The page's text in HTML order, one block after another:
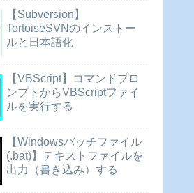
【Subversion】
TortoiseSVNのインストー
ルと日本語化
【VBScript】コマンドプロ
ンプトからVBScriptファイ
ルを実行する
【Windowsバッチファイル
(.bat)】テキストファイルを
出力（書き込み）する